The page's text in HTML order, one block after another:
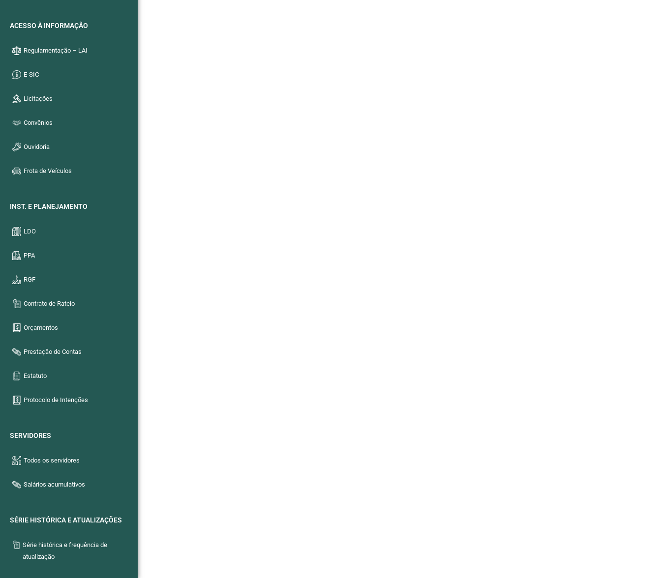
ACESSO À INFORMAÇÃO
Regulamentação – LAI
E-SIC
Licitações
Convênios
Ouvidoria
Frota de Veículos
INST. E PLANEJAMENTO
LDO
PPA
RGF
Contrato de Rateio
Orçamentos
Prestação de Contas
Estatuto
Protocolo de Intenções
SERVIDORES
Todos os servidores
Salários acumulativos
SÉRIE HISTÓRICA E ATUALIZAÇÕES
Série histórica e frequência de
atualização